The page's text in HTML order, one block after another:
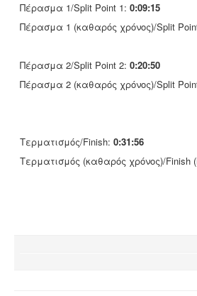
Πέρασμα 1/Split Point 1: 0:09:15
Πέρασμα 1 (καθαρός χρόνος)/Split
Πέρασμα 2/Split Point 2: 0:20:50
Πέρασμα 2 (καθαρός χρόνος)/Split
Τερματισμός/Finish: 0:31:56
Τερματισμός (καθαρός χρόνος)/Finish